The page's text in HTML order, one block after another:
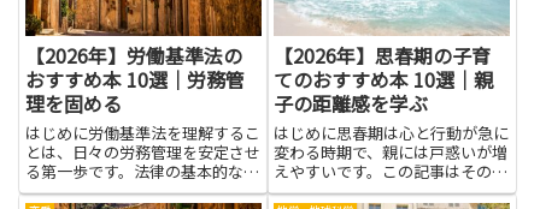
【2026年】労働基準法の
おすすめ本 10選｜労務管
理を固める
はじめに労働基準法を理解するこ
とは、日々の労務管理を安定させ
る第一歩です。法律の基本的な考
え方や労働時間、休暇、安全衛
【2026年】思春期の子育
てのおすすめ本 10選｜親
子の距離感を学ぶ
はじめに思春期は心と行動が急に
変わる時期で、親には戸惑いが増
えやすいです。この記事はその時
期に役立つ考え方や実例を伝え、